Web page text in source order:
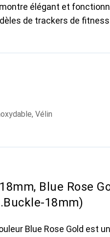
élégant et
de trackers de
Vélin
Blue Rose
18mm)
Blue Rose Gold est un